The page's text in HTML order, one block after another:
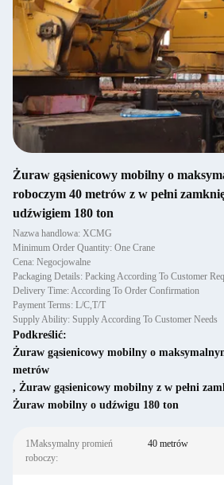
Żuraw gąsienicowy mobilny o
roboczym 40 metrów z w pełni
udźwigiem 180 ton
Nazwa handlowa: XCMG
Minimum Order Quantity: One Crane
Cena: Negocjowalne
Packaging Details: Packing According To Customer
Delivery Time: According To Order Confirmation
Payment Terms: L/C,T/T
Supply Ability: Supply According To Customer Needs
Podkreślić:
Żuraw gąsienicowy mobilny o
metrów
, Żuraw gąsienicowy mobilny z w pełni
Żuraw mobilny o udźwigu 180 ton
1Maksymalny promień
roboczy:
40 metrów